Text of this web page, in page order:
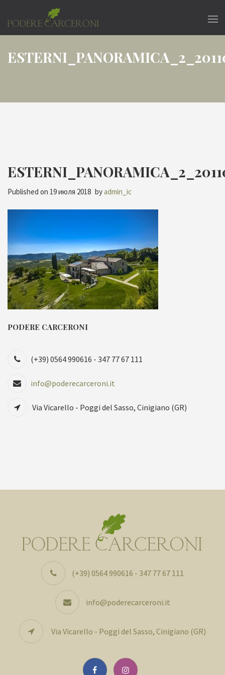
Published on 19 июля 2018 byadmin_ic
PODERE CARCERONI
(+39) 0564 990616 - 347 77 67 111
info@poderecarceroni.it
Via Vicarello - Poggi del Sasso, Cinigiano (GR)
(+39) 0564 990616 - 347 77 67 111
info@poderecarceroni.it
Via Vicarello - Poggi del Sasso, Cinigiano (GR)